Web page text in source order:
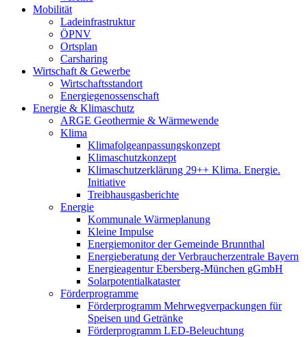
Mobilität
Ladeinfrastruktur
ÖPNV
Ortsplan
Carsharing
Wirtschaft & Gewerbe
Wirtschaftsstandort
Energiegenossenschaft
Energie & Klimaschutz
ARGE Geothermie & Wärmewende
Klima
Klimafolgeanpassungskonzept
Klimaschutzkonzept
Klimaschutzerklärung 29++ Klima. Energie.
Initiative
Treibhausgasberichte
Energie
Kommunale Wärmeplanung
Kleine Impulse
Energiemonitor der Gemeinde Brunnthal
Energieberatung der Verbraucherzentrale Bayern
Energieagentur Ebersberg-München gGmbH
Solarpotentialkataster
Förderprogramme
Förderprogramm Mehrwegverpackungen für
Speisen und Getränke
Förderprogramm LED-Beleuchtung